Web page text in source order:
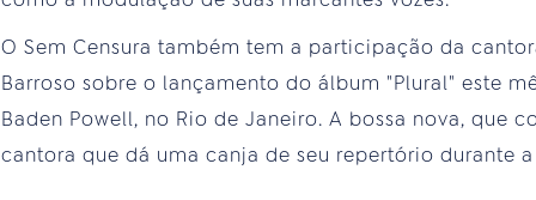
O Sem Censura também tem a participação da
Barroso sobre o lançamento do álbum "Plural" este
Baden Powell, no Rio de Janeiro. A bossa nova, que
cantora que dá uma canja de seu repertório durante